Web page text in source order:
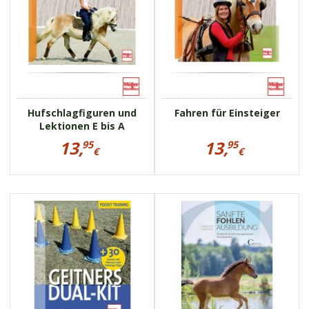
Hufschlagfiguren und
Lektionen E bis A
Preisinformationen
und
E
13,95
€
€
Fahren für Einsteiger
Preisinformationen
für
13,95
€
€
112943 113170